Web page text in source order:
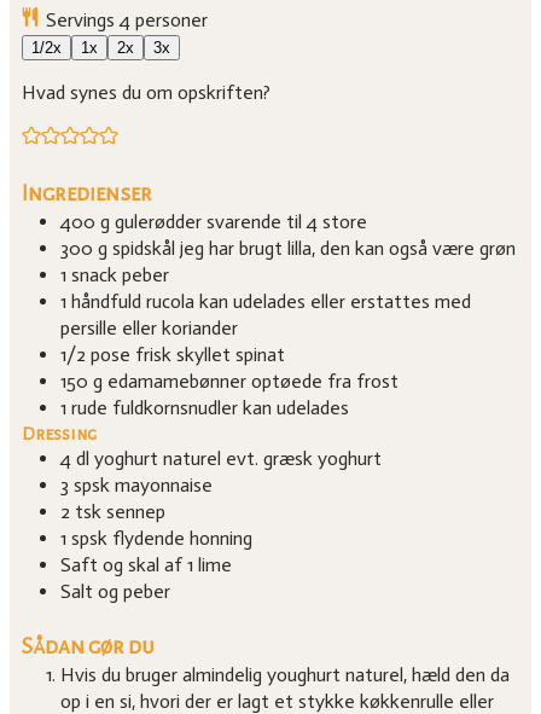
Servings4 personer
1/2x 1x 2x 3x
Hvad synes du om opskriften?
Ingredienser
400 g gulerødder svarende til 4 store
300 g spidskål jeg har brugt lilla, den kan også være grøn
1 snack peber
1 håndfuld rucola kan udelades eller erstattes med
persille eller koriander
1/2 pose frisk skyllet spinat
150 g edamamebønner optøede fra frost
1 rude fuldkornsnudler kan udelades
Dressing
4 dl yoghurt naturel evt. græsk yoghurt
3 spsk mayonnaise
2 tsk sennep
1 spsk flydende honning
Saft og skal af 1 lime
Salt og peber
Sådan gør du
Hvis du bruger almindelig youghurt naturel, hæld den da
op i en si, hvori der er lagt et stykke køkkenrulle eller